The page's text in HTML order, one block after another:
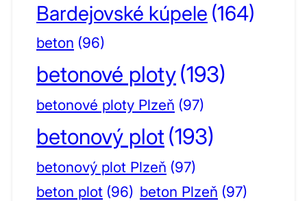
Bardejovské kúpele (164)
beton (96)
betonové ploty(193)
betonové ploty Plzeň (97)
betonový plot (193)
betonový plot Plzeň (97)
beton plot (96) beton Plzeň (97)